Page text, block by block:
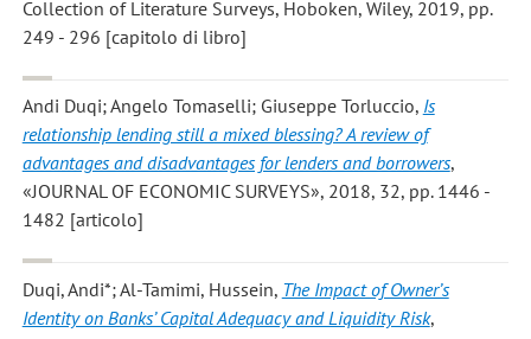
Collection of Literature Surveys, Hoboken, Wiley, 2019, pp.
249 - 296 [capitolo di libro]
Andi Duqi; Angelo Tomaselli; Giuseppe Torluccio, Is
relationship lending still a mixed blessing? A review of
advantages and disadvantages for lenders and borrowers,
«JOURNAL OF ECONOMIC SURVEYS», 2018, 32, pp. 1446 -
1482 [articolo]
Duqi, Andi*; Al-Tamimi, Hussein, The Impact of Owner’s
Identity on Banks’ Capital Adequacy and Liquidity Risk,